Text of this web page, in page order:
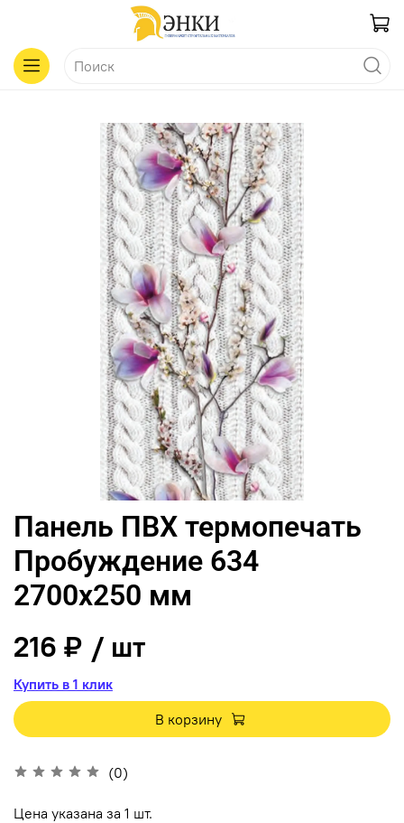
Панель ПВХ термопечать
Пробуждение 634
2700х250 мм
(0)
216 ₽ / шт
Купить в 1 клик
В корзину
Цена указана за 1 шт.